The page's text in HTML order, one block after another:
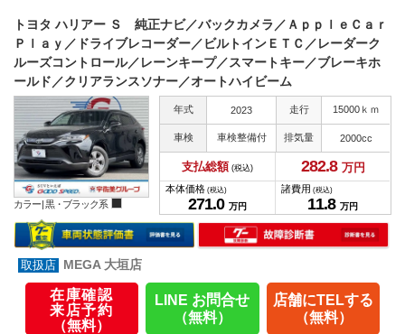
トヨタ ハリアー Ｓ 純正ナビ／バックカメラ／ＡｐｐｌｅＣａｒ
Ｐｌａｙ／ドライブレコーダー／ビルトインＥＴＣ／レーダーク
ルーズコントロール／レーンキープ／スマートキー／ブレーキホ
ールド／クリアランスソナー／オートハイビーム
カラー |黒・ブラック系
年式 2023 走行 15000ｋｍ
車検 車検整備付 排気量 2000cc
支払総額 (税込) 282.8 万円
本体価格 (税込)
271.0 万円
諸費用 (税込)
11.8 万円
MEGA 大垣店
在庫確認
来店予約
（無料）
LINE お問合せ
（無料）
店舗にTELする
（無料）